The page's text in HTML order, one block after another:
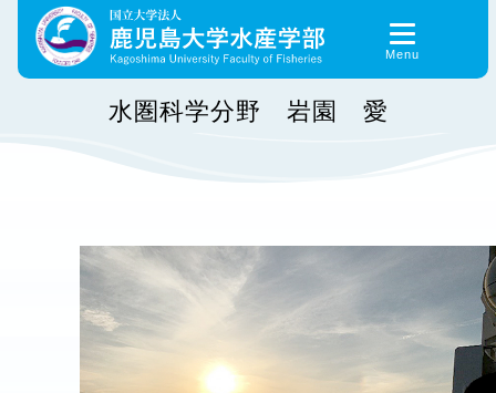
content
水圏科学分野 岩園 愛